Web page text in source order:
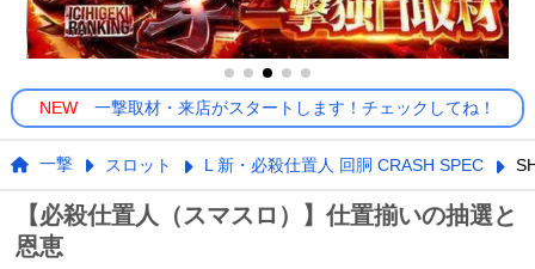
NEW 一撃取材・来店がスタートします！チェックしてね！
一撃 スロット L 新・必殺仕置人 回胴 CRASH SPEC
【必殺仕置人（スマスロ）】仕置揃いの抽選と
恩恵